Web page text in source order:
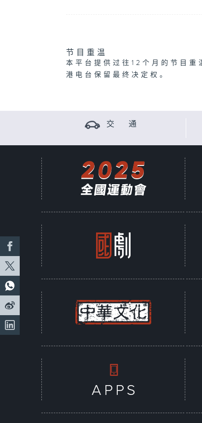
节目重温
本平台提供过往12个月的节目重
港电台保留最终决定权。
交 通